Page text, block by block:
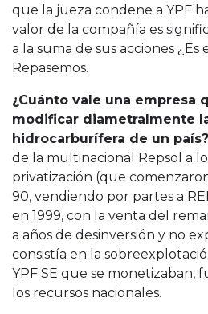
que la jueza condene a YPF
valor de la compañía es
a la suma de sus acciones
Repasemos.
¿Cuánto vale una empresa
modificar diametralmente
hidrocarburífera de un país?
de la multinacional Repsol a
privatización (que
90, vendiendo por partes a
en 1999, con la venta del
a años de desinversión y no
consistía en la
YPF SE que se monetizaban,
los recursos nacionales.